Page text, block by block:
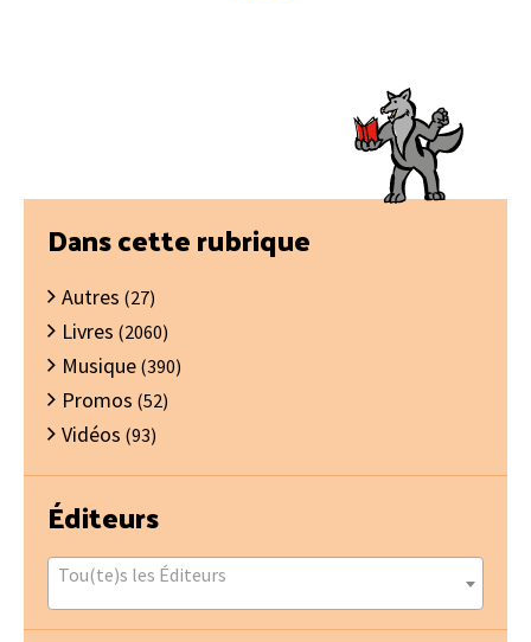
Barre
latérale
principale
Dans cette rubrique
Autres (27)
Livres (2060)
Musique (390)
Promos (52)
Vidéos (93)
Éditeurs
Tou(te)s les Éditeurs